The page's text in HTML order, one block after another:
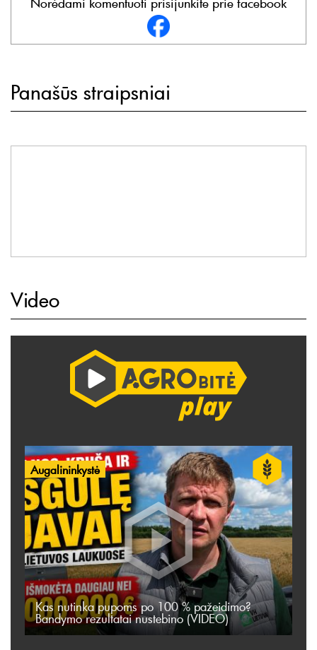
Panašūs straipsniai
Video
Augalininkystė
Kas nutinka pupoms po 100 % pažeidimo?
Bandymo rezultatai nustebino (VIDEO)